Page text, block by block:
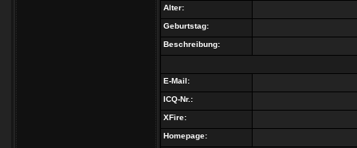
Alter:
Geburtstag:
Beschreibung:
E-Mail:
ICQ-Nr.:
XFire:
Homepage: